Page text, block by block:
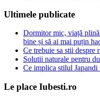
Ultimele publicate
Dormitor mic, viață
bine și să ai mai puțin
Ce trebuie sa stii despre
Solutii naturale pentru
Ce implica stilul Japandi
Le place Iubesti.ro